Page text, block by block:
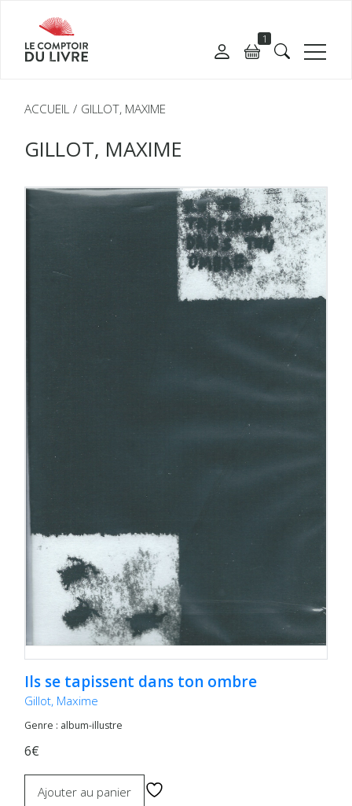
1
ACCUEIL GILLOT, MAXIME
GILLOT, MAXIME
Ils se tapissent dans ton ombre
Gillot, Maxime
Genre : album-illustre
6€
Ajouter au panier